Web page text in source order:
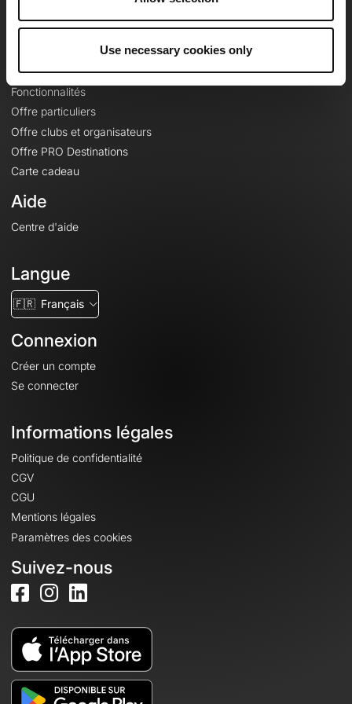
Use necessary cookies only
Le Mag'
Fonds de cartes topographiques
Fonctionnalités
Offre particuliers
Offre clubs et organisateurs
Offre PRO Destinations
Carte cadeau
Aide
Centre d'aide
Langue
🇫🇷 Français
Connexion
Créer un compte
Se connecter
Informations légales
Politique de confidentialité
CGV
CGU
Mentions légales
Paramètres des cookies
Suivez-nous